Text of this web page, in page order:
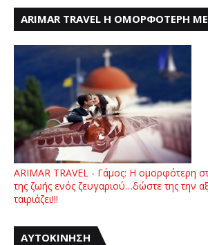
ARIMAR TRAVEL Η ΟΜΟΡΦΟΤΕΡΗ
ARIMAR TRAVEL - Γάμος: Η ομορφότερη
της ζωής ενός ζευγαριού…δώστε της την
ταιριάζει!!!
ΑΥΤΟΚΙΝΗΣΗ